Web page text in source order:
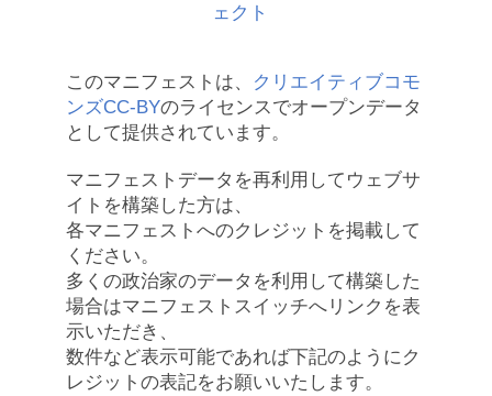
このマニフェストは、
クリエイティブコモ
ンズCC-BYのライセンスでオープンデータ
として提供されています。
マニフェストデータを再利用してウェブサ
イトを構築した方は、
各マニフェストへのクレジットを掲載して
ください。
多くの政治家のデータを利用して構築した
場合はマニフェストスイッチへリンクを表
示いただき、
数件など表示可能であれば下記のようにク
レジットの表記をお願いいたします。